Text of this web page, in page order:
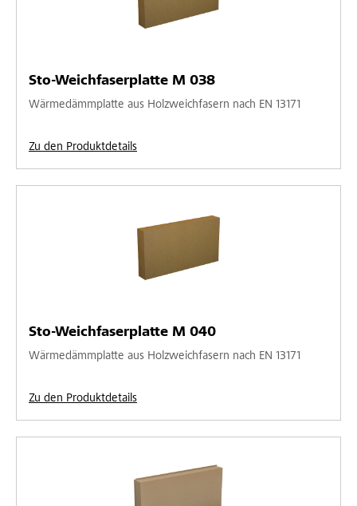
Sto-Weichfaserplatte M 038
Wärmedämmplatte aus Holzweichfasern nach EN 13171
Zu den Produktdetails
Sto-Weichfaserplatte M 040
Wärmedämmplatte aus Holzweichfasern nach EN 13171
Zu den Produktdetails